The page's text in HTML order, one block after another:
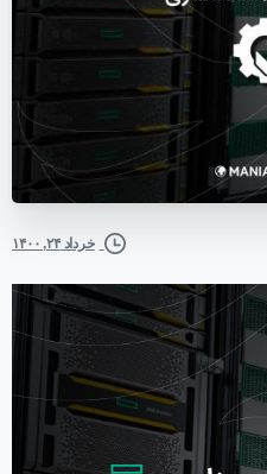
خرداد ۲۴, ۱۴۰۰